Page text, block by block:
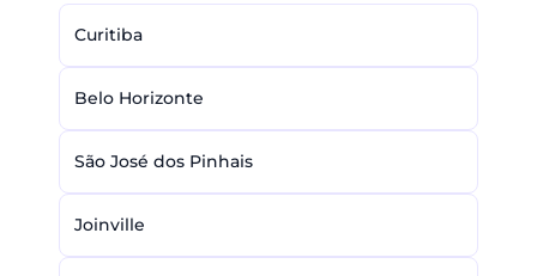
Curitiba
Belo Horizonte
São José dos Pinhais
Joinville